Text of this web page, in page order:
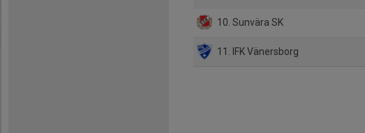
10. Sunvära SK
11. IFK Vänersborg